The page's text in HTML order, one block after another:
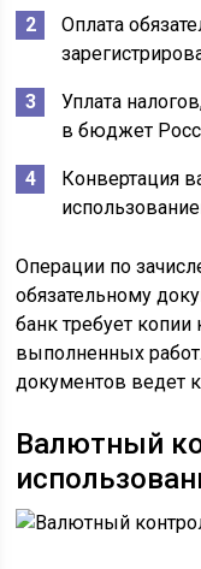
Оплата
Уплата
в бюджет
Конвертация
Операции по
обязательному
банк требует копии
выполненных
документов ведет
Валютный